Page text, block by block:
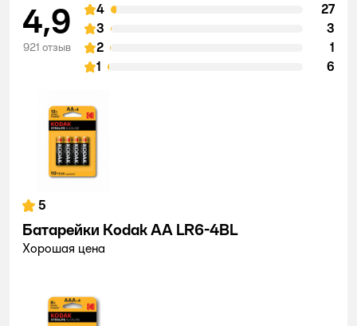
4,9
921 отзыв
4
27
3
3
2
1
1
6
5
Батарейки Kodak АА LR6-4BL
Хорошая цена